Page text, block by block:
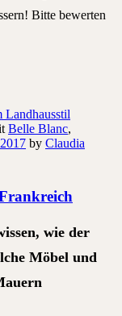
Bitte bewerten
Landhausstil
Belle Blanc,
by Claudia
wie der
Möbel und